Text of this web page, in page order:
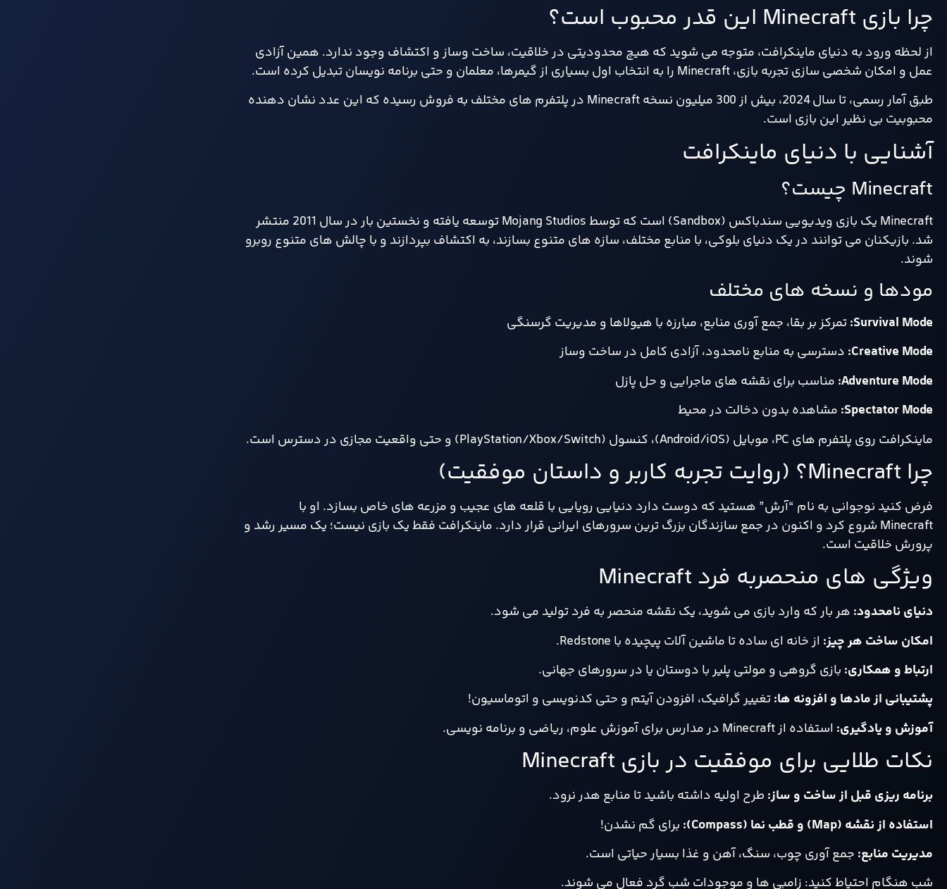
چرا بازی Minecraft این قدر محبوب است؟
از لحظه ورود به دنیای ماینکرافت، متوجه می شوید که هیچ محدودیتی در خلاقیت، ساخت وساز و اکتشاف وجود ندارد. همین آزادی
عمل و امکان شخصی سازی تجربه بازی، Minecraft را به انتخاب اول بسیاری از گیمرها، معلمان و حتی برنامه نویسان تبدیل کرده است.
طبق آمار رسمی، تا سال 2024، بیش از 300 میلیون نسخه Minecraft در پلتفرم های مختلف به فروش رسیده که این عدد نشان دهنده
محبوبیت بی نظیر این بازی است.
آشنایی با دنیای ماینکرافت
Minecraft چیست؟
Minecraft یک بازی ویدیویی سندباکس (Sandbox) است که توسط Mojang Studios توسعه یافته و نخستین بار در سال 2011 منتشر
شد. بازیکنان می توانند در یک دنیای بلوکی، با منابع مختلف، سازه های متنوع بسازند، به اکتشاف بپردازند و با چالش های متنوع روبرو
شوند.
مودها و نسخه های مختلف
Survival Mode: تمرکز بر بقا، جمع آوری منابع، مبارزه با هیولاها و مدیریت گرسنگی
Creative Mode: دسترسی به منابع نامحدود، آزادی کامل در ساخت وساز
Adventure Mode: مناسب برای نقشه های ماجرایی و حل پازل
Spectator Mode: مشاهده بدون دخالت در محیط
ماینکرافت روی پلتفرم های PC، موبایل (Android/iOS)، کنسول (PlayStation/Xbox/Switch) و حتی واقعیت مجازی در دسترس است.
چرا Minecraft؟ (روایت تجربه کاربر و داستان موفقیت)
فرض کنید نوجوانی به نام “آرش” هستید که دوست دارد دنیایی رویایی با قلعه های عجیب و مزرعه های خاص بسازد. او با
Minecraft شروع کرد و اکنون در جمع سازندگان بزرگ ترین سرورهای ایرانی قرار دارد. ماینکرافت فقط یک بازی نیست؛ یک مسیر رشد و
پرورش خلاقیت است.
ویژگی های منحصربه فرد Minecraft
دنیای نامحدود: هر بار که وارد بازی می شوید، یک نقشه منحصر به فرد تولید می شود.
امکان ساخت هر چیز: از خانه ای ساده تا ماشین آلات پیچیده با Redstone.
ارتباط و همکاری: بازی گروهی و مولتی پلیر با دوستان یا در سرورهای جهانی.
پشتیبانی از مادها و افزونه ها:تغییر گرافیک، افزودن آیتم و حتی کدنویسی و اتوماسیون!
آموزش و یادگیری: استفاده از Minecraft در مدارس برای آموزش علوم، ریاضی و برنامه نویسی.
نکات طلایی برای موفقیت در بازی Minecraft
برنامه ریزی قبل از ساخت و ساز: طرح اولیه داشته باشید تا منابع هدر نرود.
استفاده از نقشه (Map) و قطب نما (Compass):
برای گم نشدن!
مدیریت منابع: جمع آوری چوب، سنگ، آهن و غذا بسیار حیاتی است.
شب هنگام احتیاط کنید: زامبی ها و موجودات شب گرد فعال می شوند.